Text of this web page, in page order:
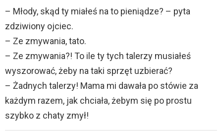
– Młody, skąd ty miałeś na to pieniądze? – pyta
zdziwiony ojciec.
– Ze zmywania, tato.
– Ze zmywania?! To ile ty tych talerzy musiałeś
wyszorować, żeby na taki sprzęt uzbierać?
– Żadnych talerzy! Mama mi dawała po stówie za
każdym razem, jak chciała, żebym się po prostu
szybko z chaty zmył!